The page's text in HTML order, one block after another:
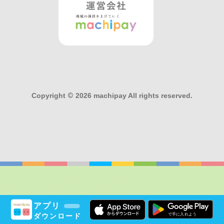
アプリ
ダウンロード
Copyright © 2026 machipay All rights reserved.